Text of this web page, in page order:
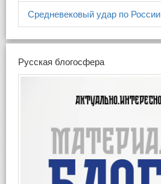
Средневековый удар по России
Русская блогосфера